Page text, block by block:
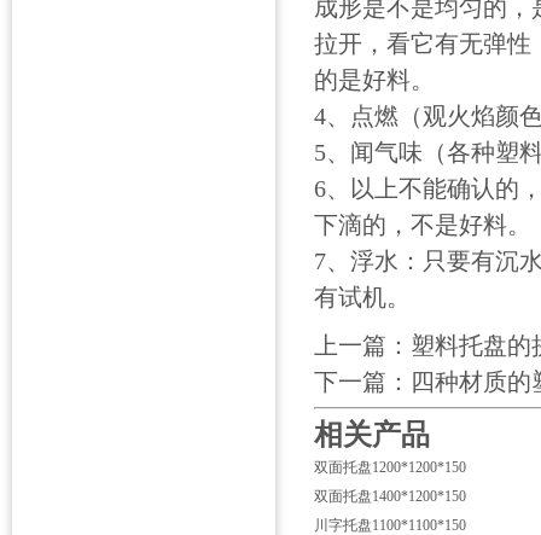
成形是不是均匀的
拉开，看它有无弹性
的是好料。
4、点燃（观火焰颜
5、闻气味（各种塑
6、以上不能确认的
下滴的，不是好料。
7、浮水：只要有沉
有试机。
上一篇： 塑料托盘的
下一篇： 四种材质
相关产品
双面托盘1200*1200*150
双面托盘1400*1200*150
川字托盘1100*1100*150